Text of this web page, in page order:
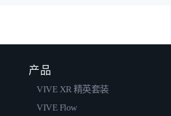
产品
VIVE XR 精英套装
VIVE Flow